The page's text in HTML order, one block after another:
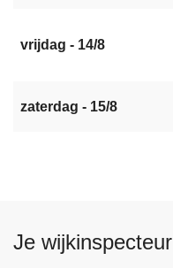
vrijdag - 14/8
zaterdag - 15/8
Je wijkinspecteur